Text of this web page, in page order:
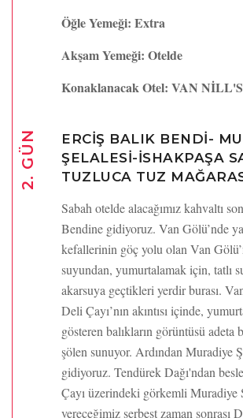
Öğle Yemeği: Extra
Akşam Yemeği: Otelde
Konaklanacak Otel: VAN
2. GÜN
ERCİŞ BALIK BENDİ-
ŞELALESİ-İSHAKPAŞA
TUZLUCA TUZ
Sabah otelde alacağımız kahvaltı
Bendine gidiyoruz. Van Gölü’nde
kefallerinin göç yolu olan Van
suyundan, yumurtalamak için, tatlı
akarsuya geçtikleri yerdir burası.
Deli Çayı’nın akıntısı içinde,
gösteren balıkların görüntüsü adeta
şölen sunuyor. Ardından Muradiye
gidiyoruz. Tendürek Dağı'ndan
Çayı üzerindeki görkemli Muradiye
vereceğimiz serbest zaman sonrası